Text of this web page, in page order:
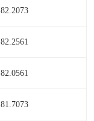
82.2073
82.2561
82.0561
81.7073